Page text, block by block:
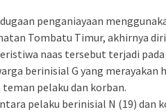
penganiayaan
Tombatu Timur, akhirnya
naas tersebut terjadi
berinisial G yang merayakan
teman pelaku dan korban.
pelaku berinisial N (19) dan